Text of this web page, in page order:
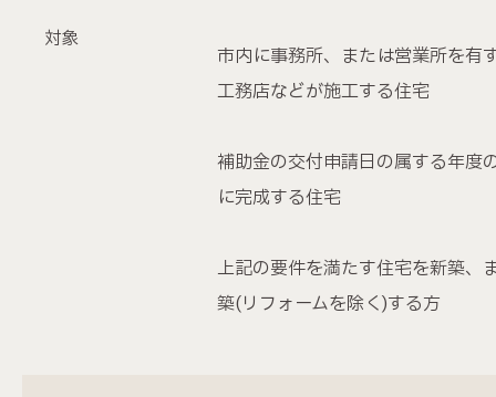
対象
市内に事務所、または営業所を有
工務店などが施工する住宅
補助金の交付申請日の属する年度
に完成する住宅
上記の要件を満たす住宅を新築、
築(リフォームを除く)する方